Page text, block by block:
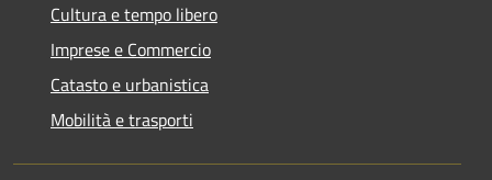
Cultura e tempo libero
Imprese e Commercio
Catasto e urbanistica
Mobilità e trasporti